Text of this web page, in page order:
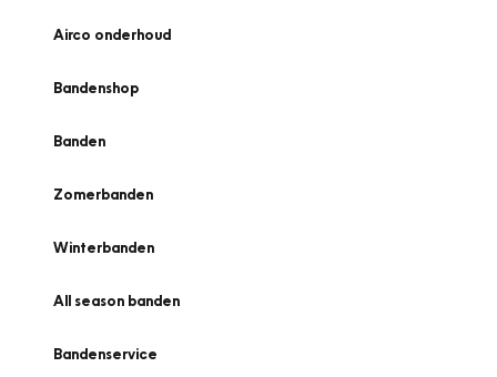
Airco onderhoud
Bandenshop
Banden
Zomerbanden
Winterbanden
All season banden
Bandenservice